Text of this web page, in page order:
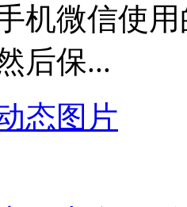
机微信使
后保...
态图片